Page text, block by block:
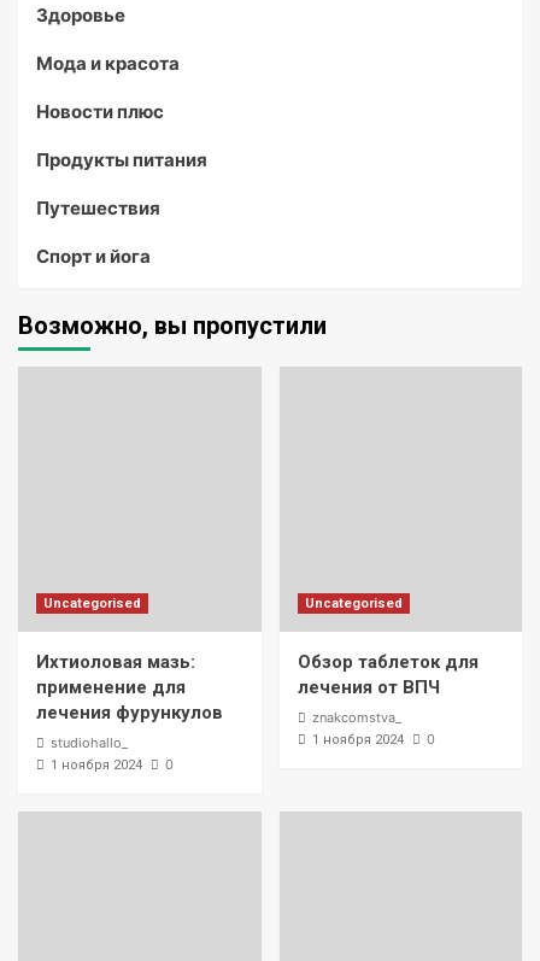
Здоровье
Мода и красота
Новости плюс
Продукты питания
Путешествия
Спорт и йога
Возможно, вы пропустили
Uncategorised
Ихтиоловая мазь:
применение для
лечения фурункулов
studiohallo_
1 ноября 2024 0
Uncategorised
Обзор таблеток для
лечения от ВПЧ
znakcomstva_
1 ноября 2024 0